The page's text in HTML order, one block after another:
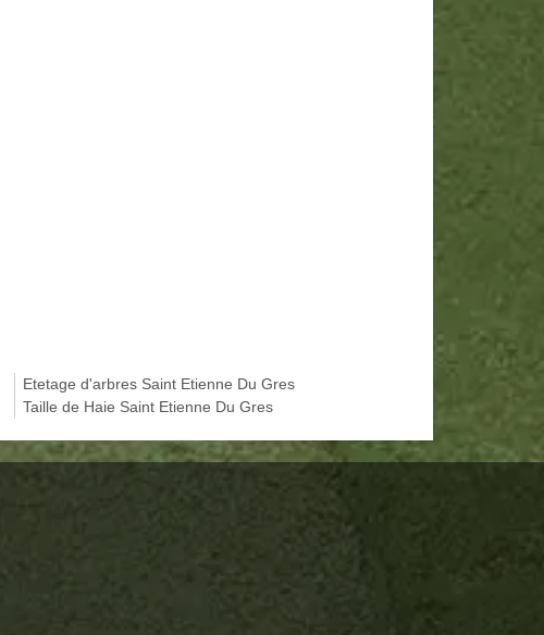
Etetage d'arbres Saint Etienne Du Gres
Taille de Haie Saint Etienne Du Gres